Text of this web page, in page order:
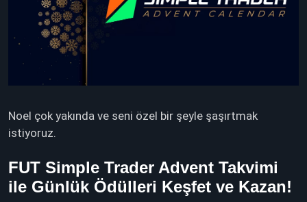
Noel çok yakında ve seni özel bir şeyle şaşırtmak
istiyoruz.
FUT Simple Trader Advent Takvimi
ile Günlük Ödülleri Keşfet ve Kazan!